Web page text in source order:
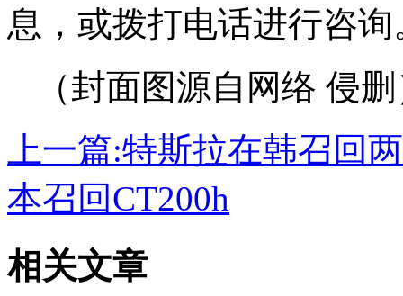
息，或拨打电话进行咨询
（封面图源自网络 侵
上一篇:特斯拉在韩召回
本召回CT200h
相关文章